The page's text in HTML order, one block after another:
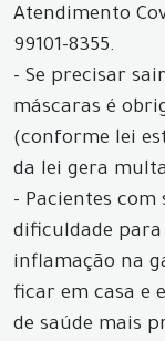
Atendimento
99101-8355.
- Se precisar
máscaras é
(conforme lei
da lei gera
- Pacientes com
dificuldade
inflamação na
ficar em casa e
de saúde mais